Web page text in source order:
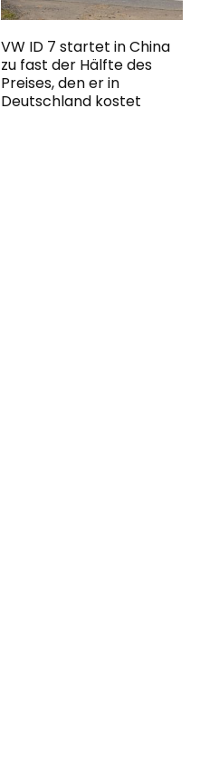
VW ID 7 startet in China
zu fast der Hälfte des
Preises, den er in
Deutschland kostet